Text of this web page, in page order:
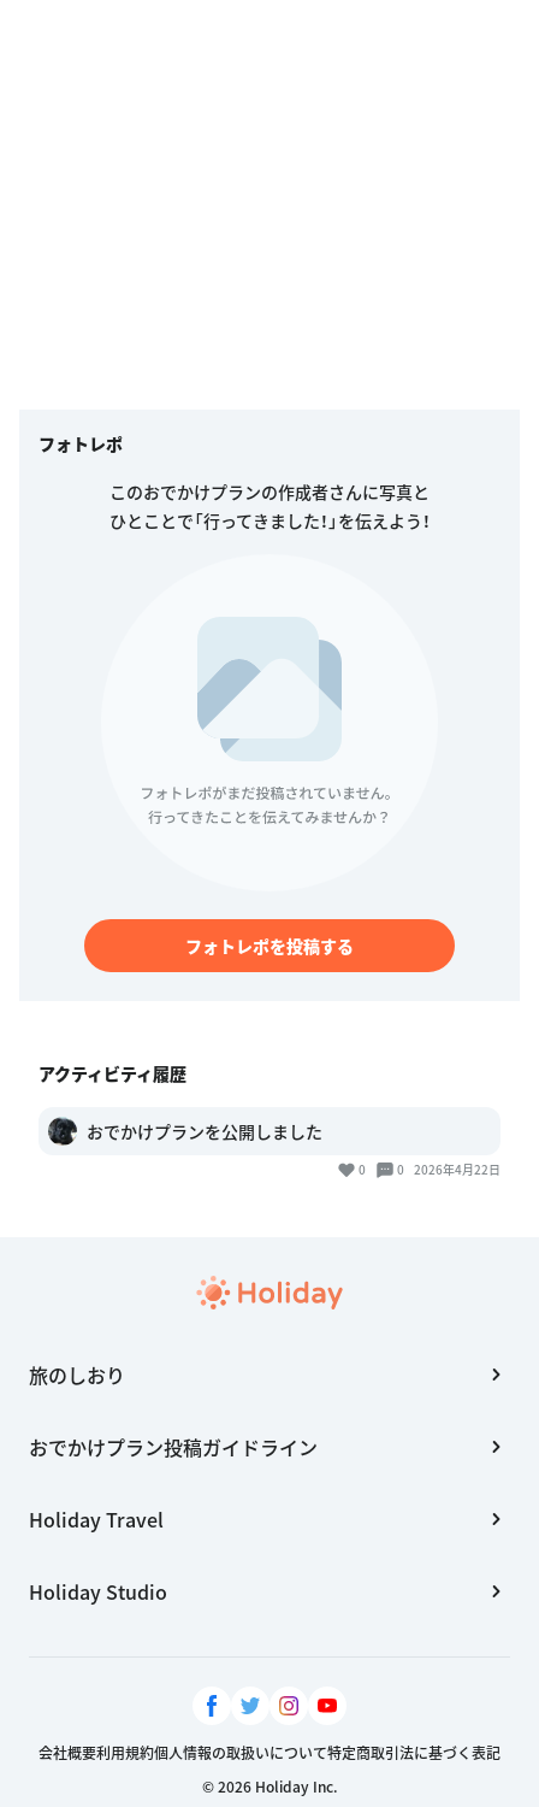
フォトレポ
このおでかけプランの作成者さんに写真と
ひとことで「行ってきました！」を伝えよう！
フォトレポを投稿する
アクティビティ履歴
おでかけプランを公開しました
0 0 2026年4月22日
旅のしおり
おでかけプラン投稿ガイドライン
Holiday Travel
Holiday Studio
会社概要利用規約個人情報の取扱いについて特定商取引法に基づく表記
© 2026 Holiday Inc.